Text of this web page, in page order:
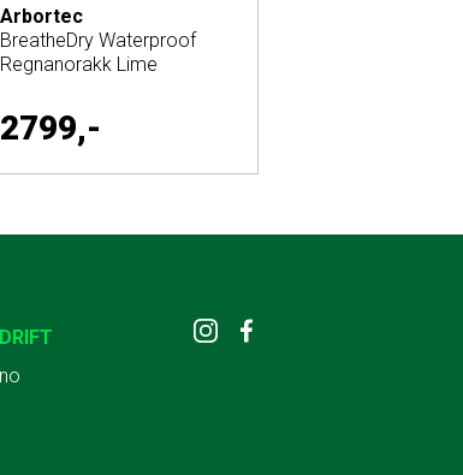
Arbortec
BreatheDry Waterproof
Regnanorakk Lime
2799,-